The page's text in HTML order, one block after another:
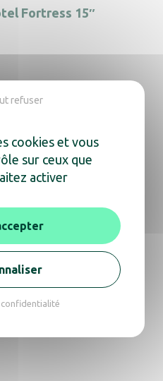
Fortress 15″
Compact blanc
Compact noir
cookies et vous
sur ceux que
activer
refuser